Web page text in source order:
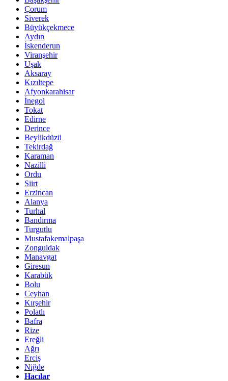
Çorum
Siverek
Büyükçekmece
Aydın
İskenderun
Viranşehir
Uşak
Aksaray
Kızıltepe
Afyonkarahisar
İnegol
Tokat
Edirne
Derince
Beylikdüzü
Tekirdağ
Karaman
Nazilli
Ordu
Siirt
Erzincan
Alanya
Turhal
Bandırma
Turgutlu
Mustafakemalpaşa
Zonguldak
Manavgat
Giresun
Karabük
Bolu
Ceyhan
Kırşehir
Polatlı
Bafra
Rize
Ereğli
Ağrı
Erciş
Niğde
Hacılar